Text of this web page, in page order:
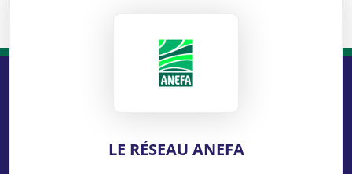
LE RÉSEAU ANEFA